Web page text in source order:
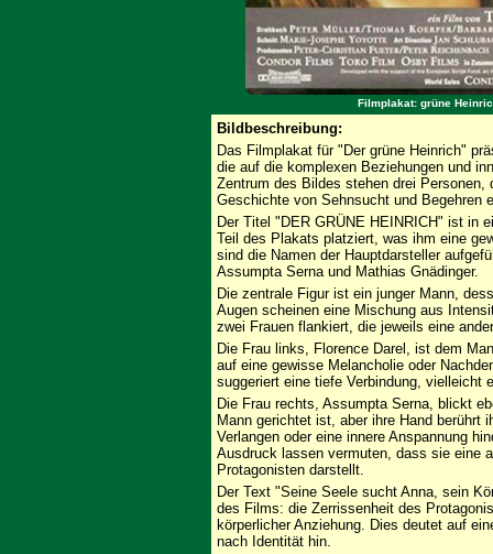
Filmplakat: grüne
Bildbeschreibung:
Das Filmplakat für "Der grüne Heinrich"
die auf die komplexen Beziehungen und
Zentrum des Bildes stehen drei Personen,
Geschichte von Sehnsucht und Begehren
Der Titel "DER GRÜNE HEINRICH" ist in
Teil des Plakats platziert, was ihm eine
sind die Namen der Hauptdarsteller
Assumpta Serna und Mathias Gnädinger.
Die zentrale Figur ist ein junger Mann,
Augen scheinen eine Mischung aus
zwei Frauen flankiert, die jeweils eine
Die Frau links, Florence Darel, ist dem
auf eine gewisse Melancholie oder
suggeriert eine tiefe Verbindung, vielleicht
Die Frau rechts, Assumpta Serna, blickt
Mann gerichtet ist, aber ihre Hand berührt
Verlangen oder eine innere Anspannung
Ausdruck lassen vermuten, dass sie eine
Protagonisten darstellt.
Der Text "Seine Seele sucht Anna, sein
des Films: die Zerrissenheit des
körperlicher Anziehung. Dies deutet auf
nach Identität hin.